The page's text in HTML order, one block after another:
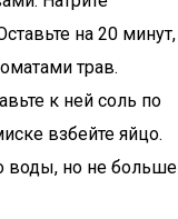
на 20 минут,
трав.
к ней соль по
взбейте яйцо.
воды, но не больше